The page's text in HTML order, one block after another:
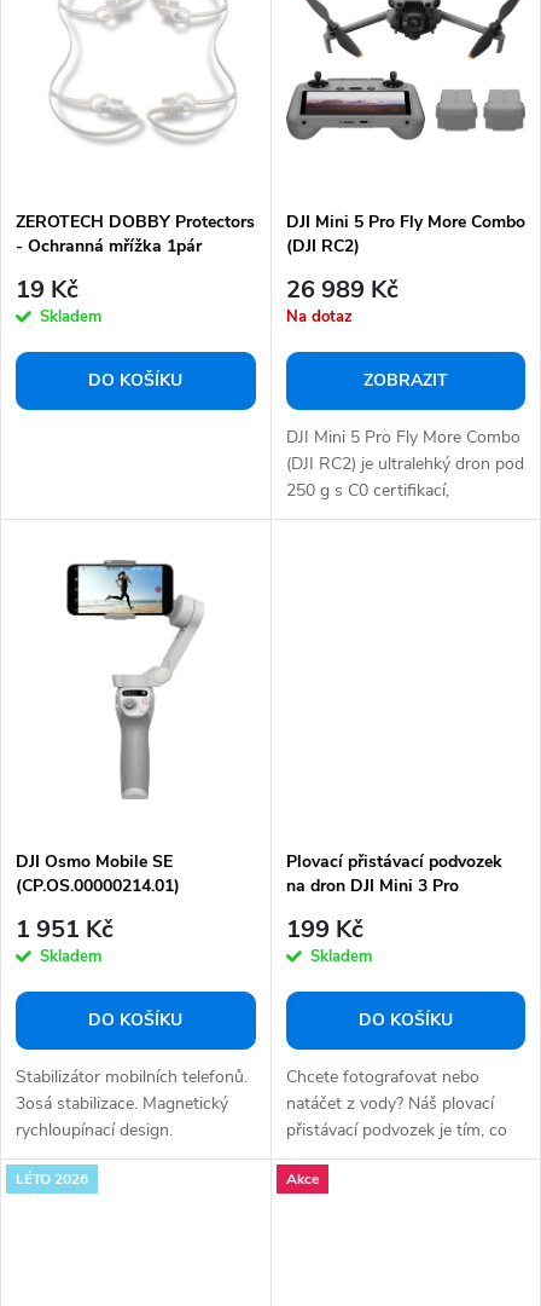
k
t
ů
u
k
t
ů
ZEROTECH DOBBY Protectors
- Ochranná mřížka 1pár
19 Kč
Skladem
DO KOŠÍKU
DJI Mini 5 Pro Fly More Combo
(DJI RC2)
26 989 Kč
Na dotaz
ZOBRAZIT
DJI Mini 5 Pro Fly More Combo
(DJI RC2) je ultralehký dron pod
250 g s C0 certifikací,
vybavený...
DJI Osmo Mobile SE
(CP.OS.00000214.01)
1 951 Kč
Skladem
DO KOŠÍKU
Stabilizátor mobilních telefonů.
3osá stabilizace. Magnetický
rychloupínací design.
Přenosná...
Plovací přistávací podvozek
na dron DJI Mini 3 Pro
199 Kč
Skladem
DO KOŠÍKU
Chcete fotografovat nebo
natáčet z vody? Náš plovací
přistávací podvozek je tím, co
hledáte pro...
LÉTO 2026 Akce